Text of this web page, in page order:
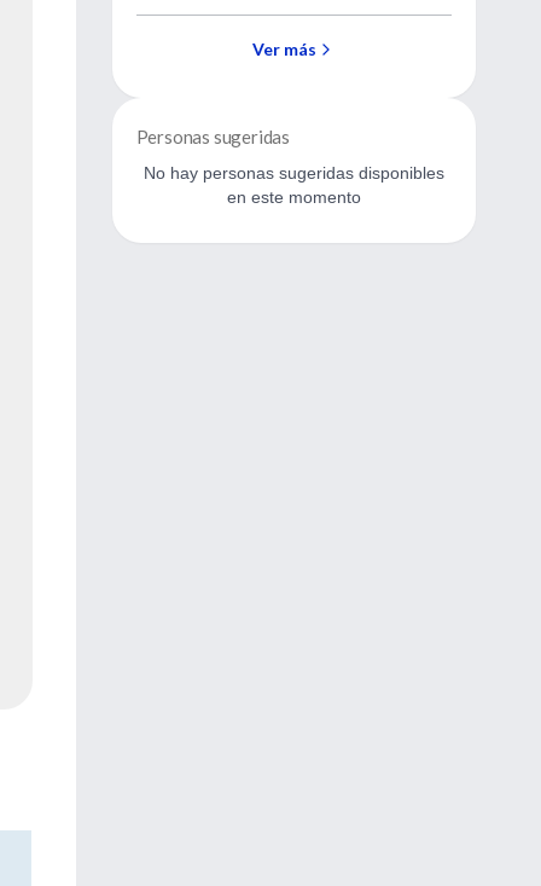
depresión.Ver más
Personas sugeridas
No hay personas sugeridas disponibles
en este momento